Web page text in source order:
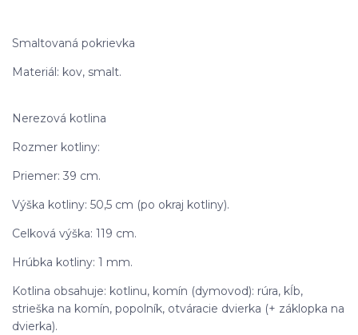
Smaltovaná pokrievka
Materiál: kov, smalt.
Nerezová kotlina
Rozmer kotliny:
Priemer: 39 cm.
Výška kotliny: 50,5 cm (po okraj kotliny).
Celková výška: 119 cm.
Hrúbka kotliny: 1 mm.
Kotlina obsahuje: kotlinu, komín (dymovod): rúra, kĺb,
strieška na komín, popolník, otváracie dvierka (+ záklopka na
dvierka).